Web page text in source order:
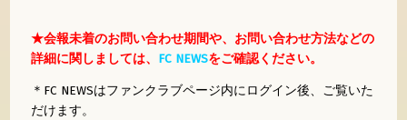
★会報未着のお問い合わせ期間や、お問い合わせ方法などの
詳細に関しましては、 FC NEWSをご確認ください。
＊FC NEWSはファンクラブページ内にログイン後、ご覧いた
だけます。